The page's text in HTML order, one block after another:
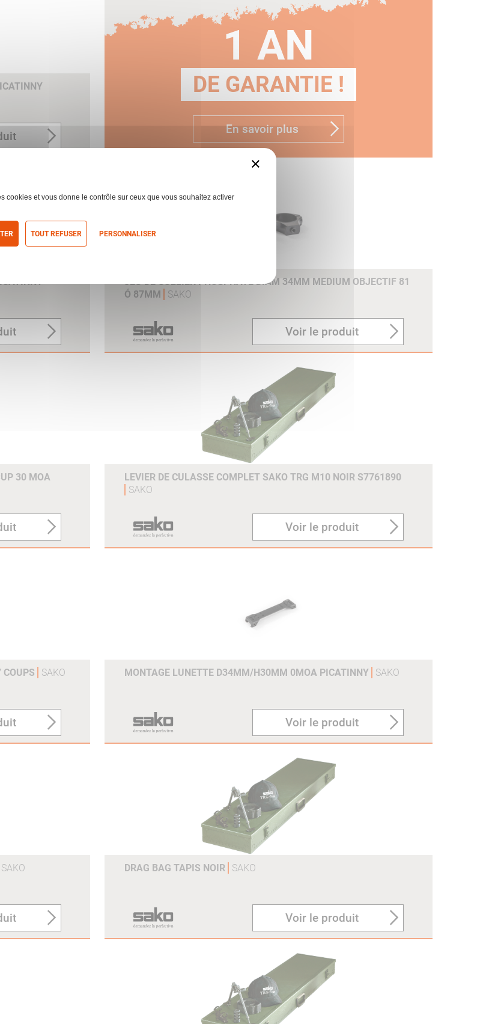
1 AN
DE GARANTIE !
En savoir plus
JEU DE COLLIER PHOSPHATE DIAM 34MM MEDIUM OBJECTIF 81
Ó 87MM
SAKO
Voir le produit
30 MOA
LEVIER DE CULASSE COMPLET SAKO TRG M10 NOIR S7761890
SAKO
Voir le produit
COUPS SAKO MONTAGE LUNETTE D34MM/H30MM 0MOA PICATINNY SAKO
Voir le produit
SAKO DRAG BAG TAPIS NOIR SAKO
Voir le produit
×
cookies et vous donne le contrôle sur ceux que vous souhaitez activer
TOUT REFUSER PERSONNALISER